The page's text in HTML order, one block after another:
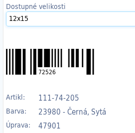
Dostupné velikosti
72526
Artikl: 111-74-205
Barva: 23980 - Černá, Sytá
Úprava: 47901